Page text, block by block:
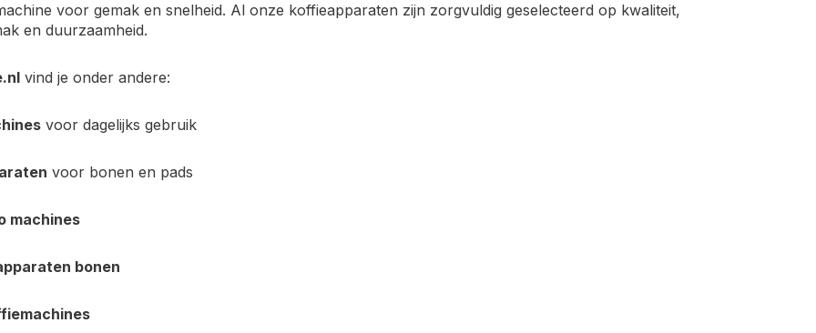
voor gemak en snelheid. Al onze koffieapparaten zijn zorgvuldig geselecteerd op kwaliteit,
en duurzaamheid.
vind je onder andere:
voor dagelijks gebruik
voor bonen en pads
machines
bonen